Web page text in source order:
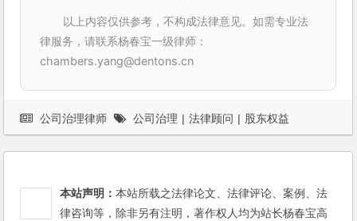
以上内容仅供参考，不构成法律意见。如需专业法
律服务，请联系杨春宝一级律师：
chambers.yang@dentons.cn
公司治理律师 公司治理 | 法律顾问 | 股东权益
本站声明：本站所载之法律论文、法律评论、案例、法
律咨询等，除非另有注明，著作权人均为站长杨春宝高